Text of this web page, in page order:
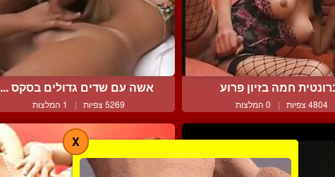
חמה בזיון פרוע
4804 צפיות | 0 המלצות
אשה עם שדים גדולים בסקס ...
5269 צפיות | 1 המלצות
X